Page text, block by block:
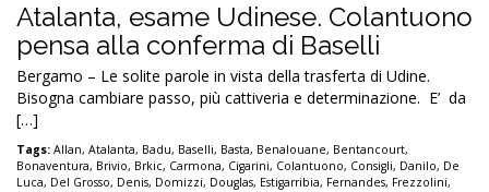
Atalanta, esame Udinese. Colantuono
pensa alla conferma di Baselli
Bergamo – Le solite parole in vista della trasferta di Udine.
Bisogna cambiare passo, più cattiveria e determinazione. E’ da
[…]
Tags: Allan, Atalanta, Badu, Baselli, Basta, Benalouane, Bentancourt,
Bonaventura, Brivio, Brkic, Carmona, Cigarini, Colantuono, Consigli, Danilo, De
Luca, Del Grosso, Denis, Domizzi, Douglas, Estigarribia, Fernandes, Frezzolini,